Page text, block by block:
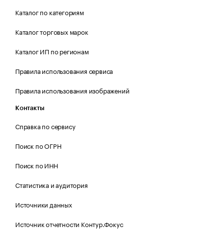
Каталог по категориям
Каталог торговых марок
Каталог ИП по регионам
Правила использования сервиса
Правила использования изображений
Контакты
Справка по сервису
Поиск по ОГРН
Поиск по ИНН
Статистика и аудитория
Источники данных
Источник отчетности Контур.Фокус